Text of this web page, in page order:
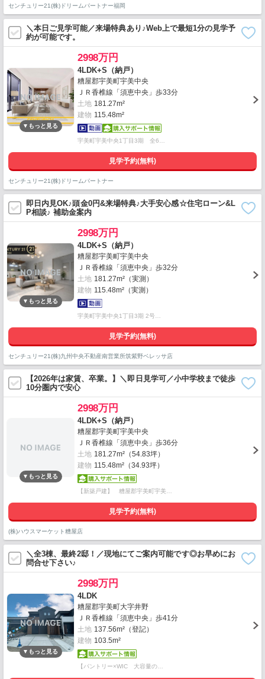
センチュリー21(株)ドリームパートナー福岡
＼本日ご見学可能／来場特典あり♪Web上で最短1分の見学予
約が可能です。
2998万円
4LDK+S（納戸）
糟屋郡宇美町宇美中央
ＪＲ香椎線「須恵中央」歩33分
土地 181.27m²
建物 115.48m²
宇美町宇美中央1丁目3期 全6…
見学予約(無料)
センチュリー21(株)ドリームパートナー
即日内見OK♪頭金0円&来場特典♪大手安心感☆住宅ローン&L
P相談♪ 補助金案内
2998万円
4LDK+S（納戸）
糟屋郡宇美町宇美中央
ＪＲ香椎線「須恵中央」歩32分
土地 181.27m²（実測）
建物 115.48m²（実測）
宇美町宇美中央1丁目3期 2号…
見学予約(無料)
センチュリー21(株)九州中央不動産南営業所筑紫野ベレッサ店
【2026年は家賃、卒業。】＼即日見学可／小中学校まで徒歩
10分圏内で安心
2998万円
4LDK+S（納戸）
糟屋郡宇美町宇美中央
ＪＲ香椎線「須恵中央」歩36分
土地 181.27m²（54.83坪）
建物 115.48m²（34.93坪）
【新築戸建】 糟屋郡宇美町宇美…
見学予約(無料)
(株)ハウスマーケット糟屋店
＼全3棟、最終2邸！／現地にてご案内可能です◎お早めにお
問合せ下さい♪
2998万円
4LDK
糟屋郡宇美町大字井野
ＪＲ香椎線「須恵中央」歩41分
土地 137.56m²（登記）
建物 103.5m²
【パントリー×WIC 大容量の…